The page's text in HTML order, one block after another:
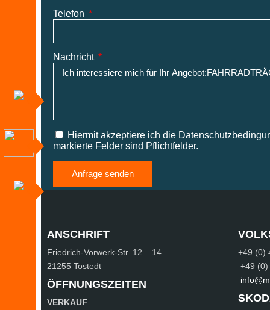
Telefon
Nachricht
Hiermit akzeptiere ich die
markierte Felder sind Pflichtfelder.
Anfrage senden
ANSCHRIFT
Friedrich-Vorwerk-Str. 12 – 14
21255 Tostedt
ÖFFNUNGSZEITEN
VERKAUF
+49 (0)
+49